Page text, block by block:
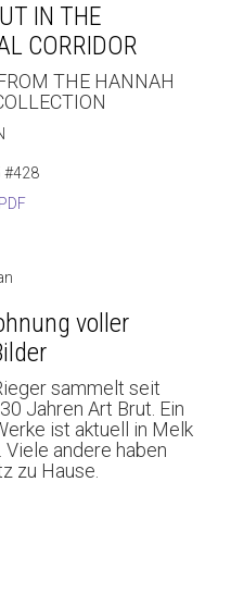
IN THE
CORRIDOR
THE HANNAH
#428
voller
sammelt seit
Jahren Art Brut. Ein
ist aktuell in Melk
Viele andere haben
zu Hause.